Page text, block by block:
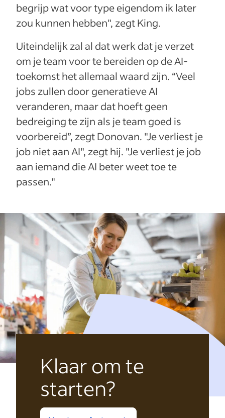
begrijp wat voor type eigendom ik later
zou kunnen hebben", zegt King.
Uiteindelijk zal al dat werk dat je verzet
om je team voor te bereiden op de AI-
toekomst het allemaal waard zijn. “Veel
jobs zullen door generatieve AI
veranderen, maar dat hoeft geen
bedreiging te zijn als je team goed is
voorbereid”, zegt Donovan. "Je verliest je
job niet aan AI", zegt hij. "Je verliest je job
aan iemand die AI beter weet toe te
passen."
Klaar om te
starten?